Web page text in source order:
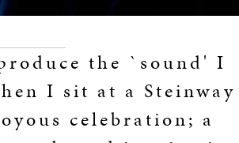
the `sound' I
I sit at a Steinway
celebration; a